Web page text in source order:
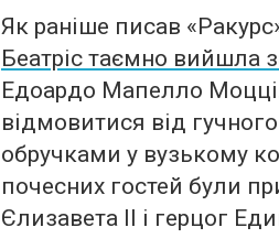
Як раніше писав
Беатріс таємно вийшла
Едоардо Мапелло
відмовитися від
обручками у вузькому
почесних гостей були
Єлизавета II і герцог